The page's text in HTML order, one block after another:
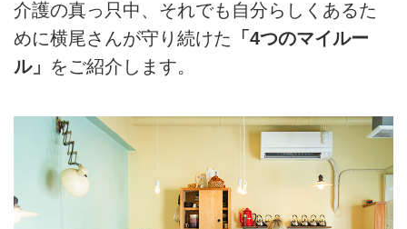
介護の真っ只中、それでも自分らしくあるた
めに横尾さんが守り続けた 「4つのマイルー
ル」 をご紹介します。